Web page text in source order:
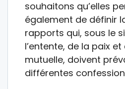
souhaitons qu’elles
également de définir
rapports qui, sous le
l’entente, de la paix et
mutuelle, doivent
différentes